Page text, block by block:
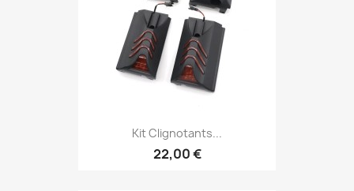
Kit Clignotants...
22,00 €